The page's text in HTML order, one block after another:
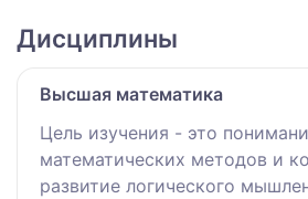
Дисциплины
Высшая математика
Цель изучения - это
математических методов и
развитие логического